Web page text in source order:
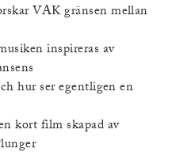
VAK gränsen mellan
inspireras av
hur ser egentligen en
kort film skapad av